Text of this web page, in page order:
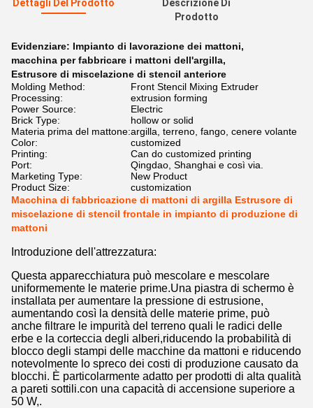
Dettagli Del Prodotto
Descrizione Di
Prodotto
Evidenziare: Impianto di lavorazione dei mattoni,
macchina per fabbricare i mattoni dell'argilla,
Estrusore di miscelazione di stencil anteriore
Molding Method:
Front Stencil Mixing Extruder
Processing:
extrusion forming
Power Source:
Electric
Brick Type:
hollow or solid
Materia prima del mattone:argilla, terreno, fango, cenere volante
Color:
customized
Printing:
Can do customized printing
Port:
Qingdao, Shanghai e così via.
Marketing Type:
New Product
Product Size:
customization
Macchina di fabbricazione di mattoni di argilla Estrusore di
miscelazione di stencil frontale in impianto di produzione di
mattoni
Introduzione dell'attrezzatura:
Questa apparecchiatura può mescolare e mescolare
uniformemente le materie prime.Una piastra di schermo è
installata per aumentare la pressione di estrusione,
aumentando così la densità delle materie prime, può
anche filtrare le impurità del terreno quali le radici delle
erbe e la corteccia degli alberi,riducendo la probabilità di
blocco degli stampi delle macchine da mattoni e riducendo
notevolmente lo spreco dei costi di produzione causato da
blocchi. È particolarmente adatto per prodotti di alta qualità
a pareti sottili.con una capacità di accensione superiore a
50 W,.